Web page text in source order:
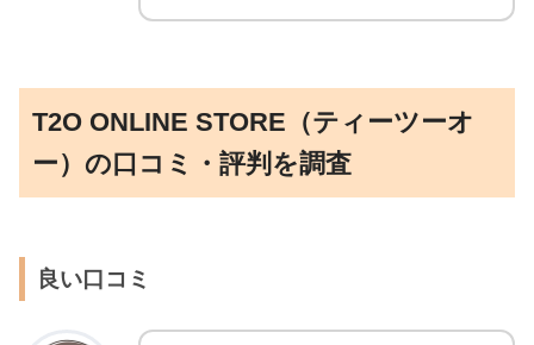
T2O ONLINE STORE（ティーツーオ
ー）の口コミ・評判を調査
良い口コミ